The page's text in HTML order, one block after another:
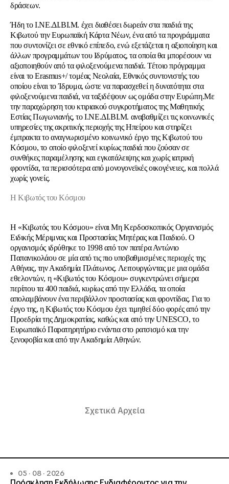
δράσεων.
Ήδη το Ι.ΝΕ.ΔΙ.ΒΙ.Μ. έχει διαθέσει δωρεάν στα παιδιά της
ΚιβωτούτηνΕυρωπαϊκή Κάρτα Νέων, ένα από τα προγράμματα
που συντονίζει σε εθνικό επίπεδο, ενώ εξετάζεται η αξιοποίηση και
άλλων προγραμμάτων του Ιδρύματος, τα οποία θα μπορέσουν να
αξιοποιηθούν από τα φιλοξενούμενα παιδιά. Τέτοιο πρόγραμμα
είναι τοErasmus+/ τομέας Νεολαία, Εθνικός συντονιστής του
οποίου είναι το Ίδρυμα, ώστε να παρασχεθεί η δυνατότητα στα
φιλοξενούμενα παιδιά, να ταξιδέψουν ως ομάδα στην Ευρώπη.Με
την παραχώρηση του κτιριακού συγκροτήματος της Μαθητικής
Εστίας Πωγωνιανής, το Ι.ΝΕ.ΔΙ.ΒΙ.Μ. αναβαθμίζει τις κοινωνικές
υπηρεσίες τηςακριτικής περιοχής της Ηπείρου και στηρίζει
έμπρακτα το αναγνωρισμένο κοινωνικό έργο τηςΚιβωτού του
Κόσμου, το οποίο φιλοξενεί κυρίως παιδιά που ζούσαν σε
συνθήκες παραμέλησης και εγκατάλειψης και χωρίς ιατρική
φροντίδα, τα περισσότερα από μονογονεϊκές οικογένειες, και πολλά
χωρίς γονείς.
Η Κιβωτός του Κόσμου
Η «Κιβωτός του Κόσμου» είναι Μη Κερδοσκοπικός Οργανισμός
Ειδικής Μέριμνας και Προστασίας Μητέρας και Παιδιού. Ο
οργανισμός ιδρύθηκε το 1998 από τον πατέρα Αντώνιο
Παπανικολάου σε μία από τις πιο υποβαθμισμένες περιοχές της
Αθήνας, την Ακαδημία Πλάτωνος. Λειτουργώντας με μια ομάδα
εθελοντών, η «Κιβωτός του Κόσμου» συγκεντρώνει σήμερα
περίπου τα 400 παιδιά, κυρίως από την Ελλάδα, τα οποία
απολαμβάνουν ένα περιβάλλον προστασίας και φροντίδας. Για το
έργο της, η Κιβωτός του Κόσμου έχει τιμηθεί δύο φορές από την
Προεδρία της Δημοκρατίας, καθώς και από την UNESCO, το
Ευρωπαϊκό Παρατηρητήριο ενάντια στο ρατσισμό και την
ξενοφοβία και από την Ακαδημία Αθηνών.
Σχετικά Αρχεία
05 · 08 · 2026